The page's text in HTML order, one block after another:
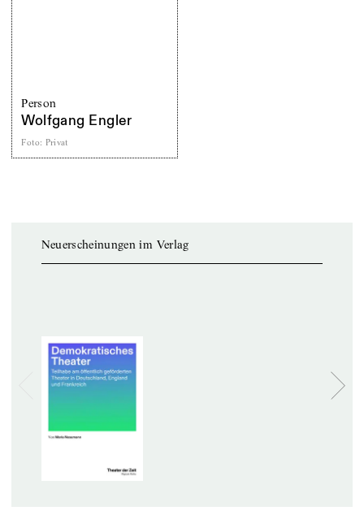
Person
Wolfgang Engler
Foto: Privat
Neuerscheinungen im Verlag